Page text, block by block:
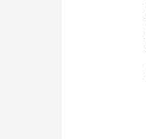
粉
以